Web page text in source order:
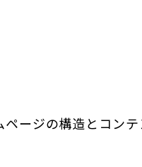
ージの構造とコンテ